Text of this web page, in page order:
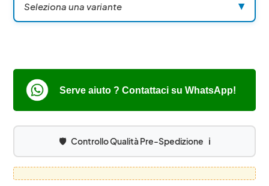
Seleziona una variante ▼
Serve aiuto ? Contattaci su WhatsApp!
🛡️ Controllo Qualità Pre-Spedizione ℹ️